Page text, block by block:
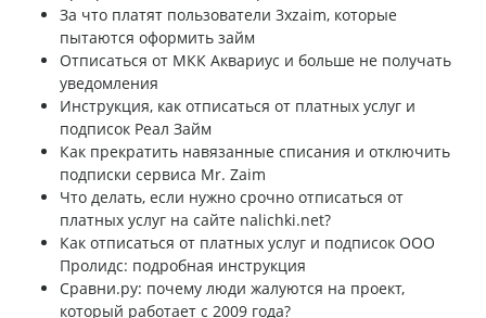
За что платят пользователи 3xzaim, которые
пытаются оформить займ
Отписаться от МКК Аквариус и больше не получать
уведомления
Инструкция, как отписаться от платных услуг и
подписок Реал Займ
Как прекратить навязанные списания и отключить
подписки сервиса Mr. Zaim
Что делать, если нужно срочно отписаться от
платных услуг на сайте nalichki.net?
Как отписаться от платных услуг и подписок ООО
Пролидс: подробная инструкция
Сравни.ру: почему люди жалуются на проект,
который работает с 2009 года?